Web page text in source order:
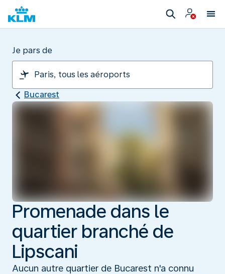
Je pars de
Bucarest
Promenade dans le
quartier branché de
Lipscani
Aucun autre quartier de Bucarest n'a connu